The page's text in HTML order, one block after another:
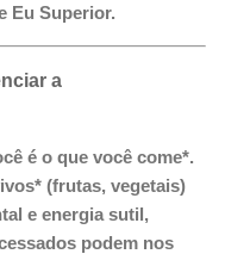
Eu Superior.
a
é o que você come*.
(frutas, vegetais)
e energia sutil,
podem nos